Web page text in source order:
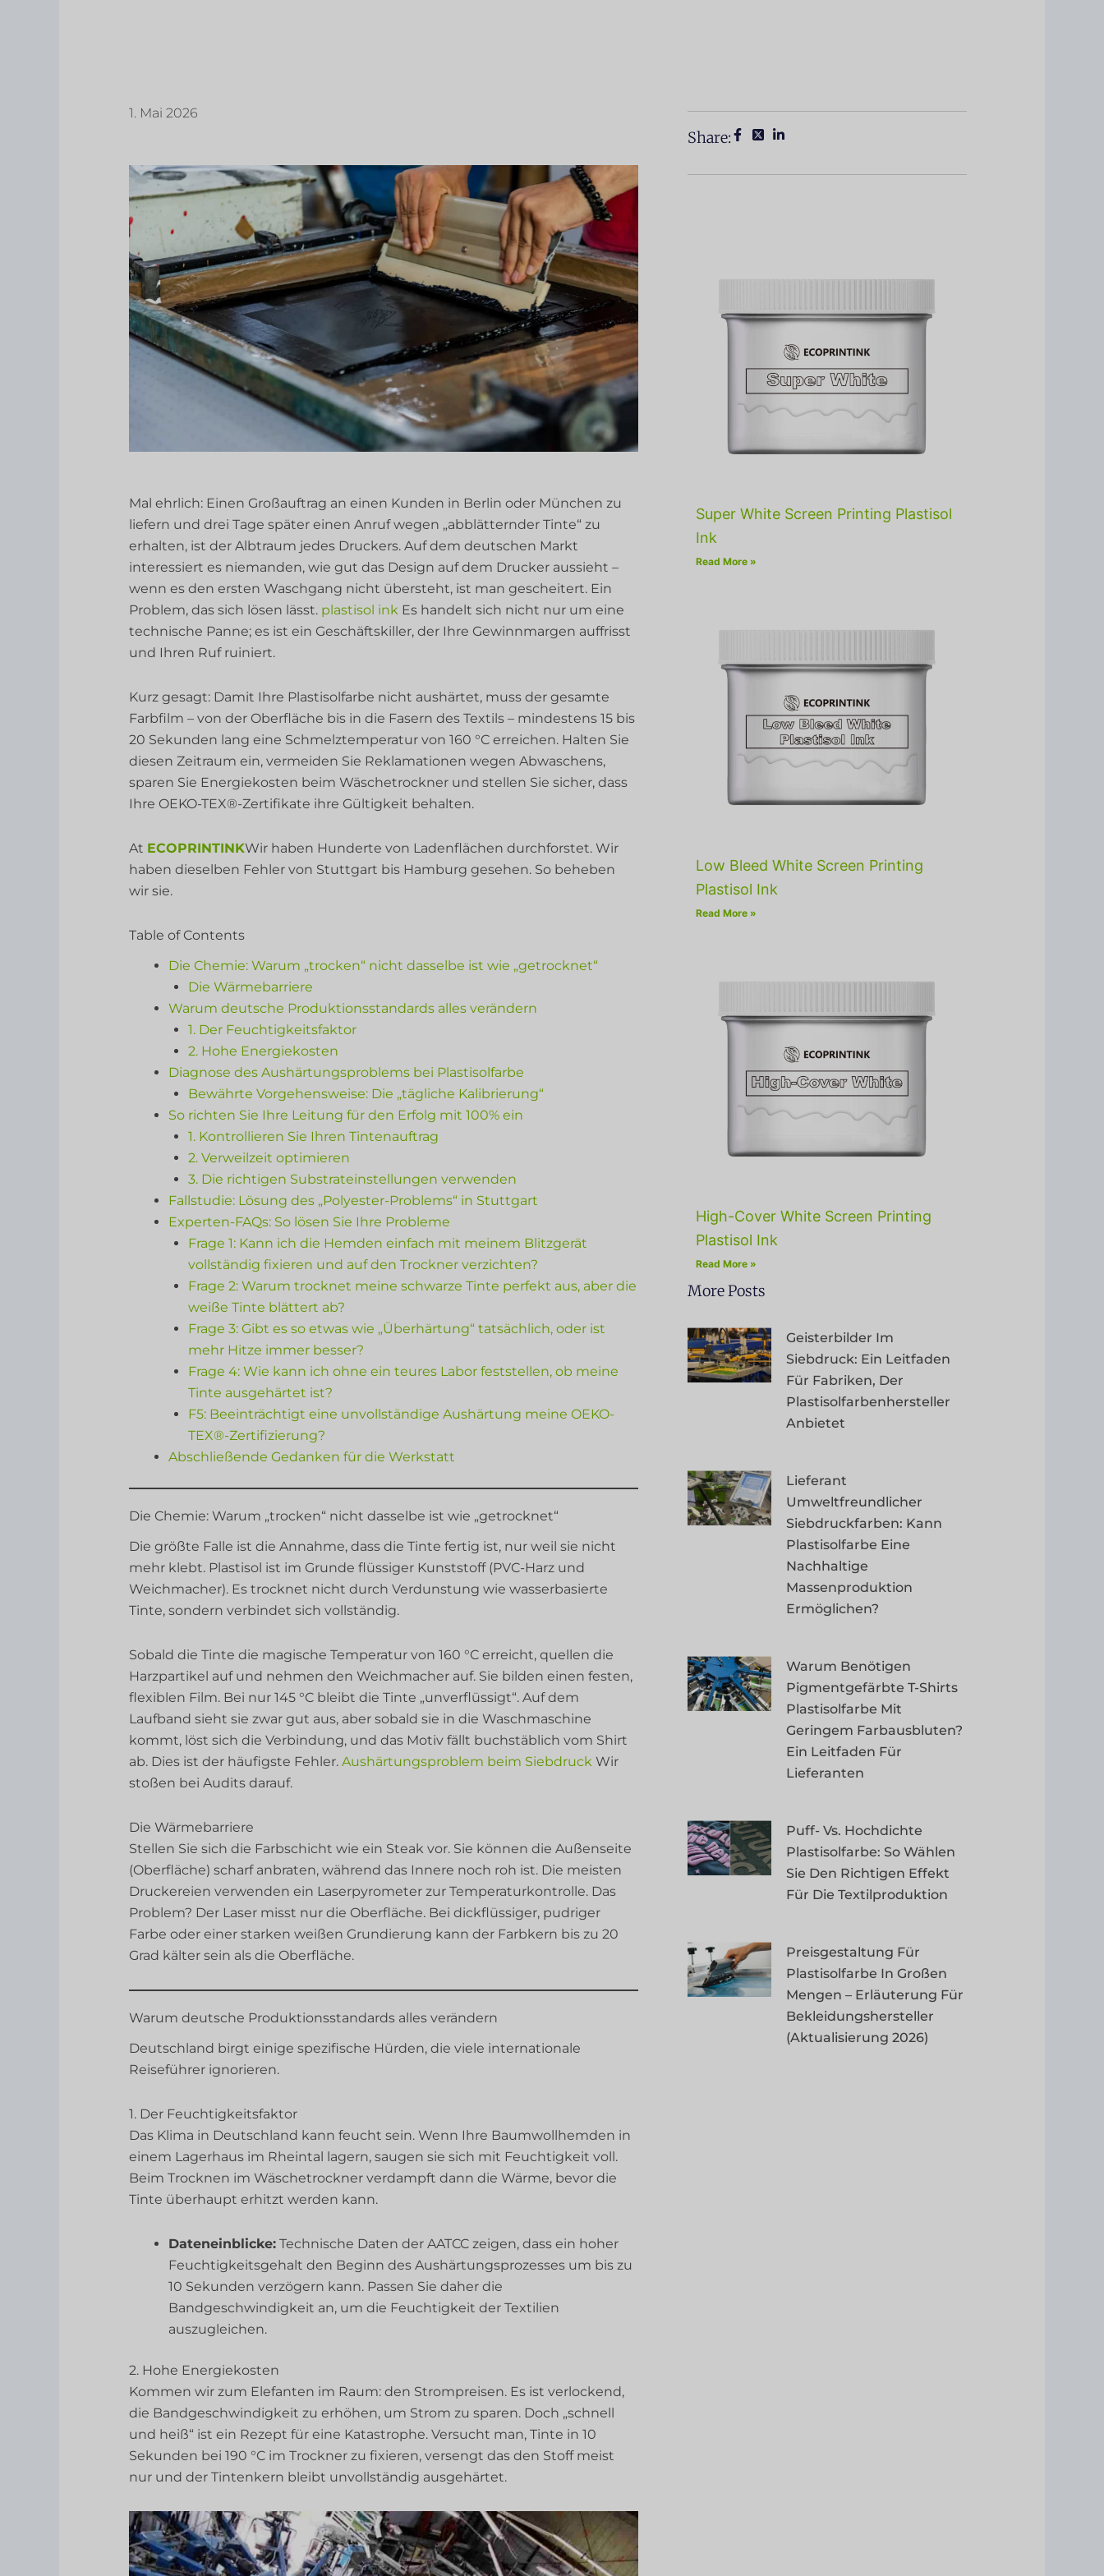
1. Mai 2026
Mal ehrlich: Einen Großauftrag an einen Kunden in Berlin oder München zu
liefern und drei Tage später einen Anruf wegen „abblätternder Tinte“ zu
erhalten, ist der Albtraum jedes Druckers. Auf dem deutschen Markt
interessiert es niemanden, wie gut das Design auf dem Drucker aussieht –
wenn es den ersten Waschgang nicht übersteht, ist man gescheitert. Ein
Problem, das sich lösen lässt. plastisol ink Es handelt sich nicht nur um eine
technische Panne; es ist ein Geschäftskiller, der Ihre Gewinnmargen auffrisst
und Ihren Ruf ruiniert.
Kurz gesagt: Damit Ihre Plastisolfarbe nicht aushärtet, muss der gesamte
Farbfilm – von der Oberfläche bis in die Fasern des Textils – mindestens 15 bis
20 Sekunden lang eine Schmelztemperatur von 160 °C erreichen. Halten Sie
diesen Zeitraum ein, vermeiden Sie Reklamationen wegen Abwaschens,
sparen Sie Energiekosten beim Wäschetrockner und stellen Sie sicher, dass
Ihre OEKO-TEX®-Zertifikate ihre Gültigkeit behalten.
At ECOPRINTINKWir haben Hunderte von Ladenflächen durchforstet. Wir
haben dieselben Fehler von Stuttgart bis Hamburg gesehen. So beheben
wir sie.
Table of Contents
Die Chemie: Warum „trocken“ nicht dasselbe ist wie „getrocknet“
Die Wärmebarriere
Warum deutsche Produktionsstandards alles verändern
1. Der Feuchtigkeitsfaktor
2. Hohe Energiekosten
Diagnose des Aushärtungsproblems bei Plastisolfarbe
Bewährte Vorgehensweise: Die „tägliche Kalibrierung“
So richten Sie Ihre Leitung für den Erfolg mit 100% ein
1. Kontrollieren Sie Ihren Tintenauftrag
2. Verweilzeit optimieren
3. Die richtigen Substrateinstellungen verwenden
Fallstudie: Lösung des „Polyester-Problems“ in Stuttgart
Experten-FAQs: So lösen Sie Ihre Probleme
Frage 1: Kann ich die Hemden einfach mit meinem Blitzgerät
vollständig fixieren und auf den Trockner verzichten?
Frage 2: Warum trocknet meine schwarze Tinte perfekt aus, aber die
weiße Tinte blättert ab?
Frage 3: Gibt es so etwas wie „Überhärtung“ tatsächlich, oder ist
mehr Hitze immer besser?
Frage 4: Wie kann ich ohne ein teures Labor feststellen, ob meine
Tinte ausgehärtet ist?
F5: Beeinträchtigt eine unvollständige Aushärtung meine OEKO-
TEX®-Zertifizierung?
Abschließende Gedanken für die Werkstatt
Die Chemie: Warum „trocken“ nicht dasselbe ist wie „getrocknet“
Die größte Falle ist die Annahme, dass die Tinte fertig ist, nur weil sie nicht
mehr klebt. Plastisol ist im Grunde flüssiger Kunststoff (PVC-Harz und
Weichmacher). Es trocknet nicht durch Verdunstung wie wasserbasierte
Tinte, sondern verbindet sich vollständig.
Sobald die Tinte die magische Temperatur von 160 °C erreicht, quellen die
Harzpartikel auf und nehmen den Weichmacher auf. Sie bilden einen festen,
flexiblen Film. Bei nur 145 °C bleibt die Tinte „unverflüssigt“. Auf dem
Laufband sieht sie zwar gut aus, aber sobald sie in die Waschmaschine
kommt, löst sich die Verbindung, und das Motiv fällt buchstäblich vom Shirt
ab. Dies ist der häufigste Fehler. Aushärtungsproblem beim Siebdruck Wir
stoßen bei Audits darauf.
Die Wärmebarriere
Stellen Sie sich die Farbschicht wie ein Steak vor. Sie können die Außenseite
(Oberfläche) scharf anbraten, während das Innere noch roh ist. Die meisten
Druckereien verwenden ein Laserpyrometer zur Temperaturkontrolle. Das
Problem? Der Laser misst nur die Oberfläche. Bei dickflüssiger, pudriger
Farbe oder einer starken weißen Grundierung kann der Farbkern bis zu 20
Grad kälter sein als die Oberfläche.
Warum deutsche Produktionsstandards alles verändern
Deutschland birgt einige spezifische Hürden, die viele internationale
Reiseführer ignorieren.
1. Der Feuchtigkeitsfaktor
Das Klima in Deutschland kann feucht sein. Wenn Ihre Baumwollhemden in
einem Lagerhaus im Rheintal lagern, saugen sie sich mit Feuchtigkeit voll.
Beim Trocknen im Wäschetrockner verdampft dann die Wärme, bevor die
Tinte überhaupt erhitzt werden kann.
Dateneinblicke:Technische Daten der AATCC zeigen, dass ein hoher
Feuchtigkeitsgehalt den Beginn des Aushärtungsprozesses um bis zu
10 Sekunden verzögern kann. Passen Sie daher die
Bandgeschwindigkeit an, um die Feuchtigkeit der Textilien
auszugleichen.
2. Hohe Energiekosten
Kommen wir zum Elefanten im Raum: den Strompreisen. Es ist verlockend,
die Bandgeschwindigkeit zu erhöhen, um Strom zu sparen. Doch „schnell
und heiß“ ist ein Rezept für eine Katastrophe. Versucht man, Tinte in 10
Sekunden bei 190 °C im Trockner zu fixieren, versengt das den Stoff meist
nur und der Tintenkern bleibt unvollständig ausgehärtet.
Share:
Super White Screen Printing Plastisol
Ink
Read More »
Low Bleed White Screen Printing
Plastisol Ink
Read More »
High-Cover White Screen Printing
Plastisol Ink
Read More »
More Posts
Geisterbilder Im
Siebdruck: Ein Leitfaden
Für Fabriken, Der
Plastisolfarbenhersteller
Anbietet
Lieferant
Umweltfreundlicher
Siebdruckfarben: Kann
Plastisolfarbe Eine
Nachhaltige
Massenproduktion
Ermöglichen?
Warum Benötigen
Pigmentgefärbte T-Shirts
Plastisolfarbe Mit
Geringem Farbausbluten?
Ein Leitfaden Für
Lieferanten
Puff- Vs. Hochdichte
Plastisolfarbe: So Wählen
Sie Den Richtigen Effekt
Für Die Textilproduktion
Preisgestaltung Für
Plastisolfarbe In Großen
Mengen – Erläuterung Für
Bekleidungshersteller
(Aktualisierung 2026)